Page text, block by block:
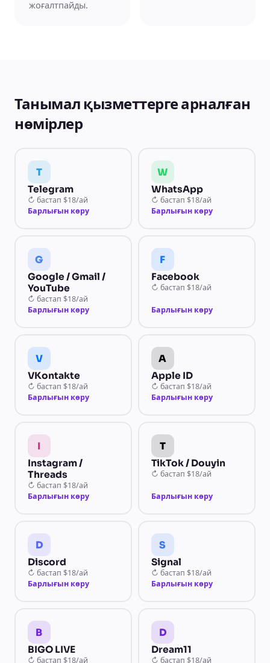
жоғалтпайды.
Танымал қызметтерге арналған
нөмірлер
T
Telegram
↻ бастап $18/ай
Барлығын көру
W
WhatsApp
↻ бастап $18/ай
Барлығын көру
G
Google / Gmail /
YouTube
↻ бастап $18/ай
Барлығын көру
F
Facebook
↻ бастап $18/ай
Барлығын көру
V
VKontakte
↻ бастап $18/ай
Барлығын көру
A
Apple ID
↻ бастап $18/ай
Барлығын көру
I
Instagram /
Threads
↻ бастап $18/ай
Барлығын көру
T
TikTok / Douyin
↻ бастап $18/ай
Барлығын көру
D
Discord
↻ бастап $18/ай
Барлығын көру
S
Signal
↻ бастап $18/ай
Барлығын көру
B
BIGO LIVE
↻ бастап $18/ай
D
Dream11
↻ бастап $18/ай